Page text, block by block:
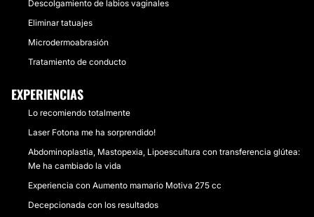
Descolgamiento de labios vaginales
Eliminar tatuajes
Microdermoabrasión
Tratamiento de conducto
EXPERIENCIAS
Lo recomiendo totalmente
Laser Fotona me ha sorprendido!
Abdominoplastia, Mastopexia, Lipoescultura con transferencia glútea:
Me ha cambiado la vida
Experiencia con Aumento mamario Motiva 275 cc
Decepcionada con los resultados